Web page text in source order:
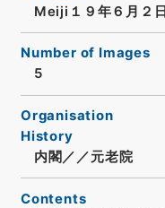
Meiji１９年６月２
Number of Images
5
Organisation
History
内閣／／元老院
Contents